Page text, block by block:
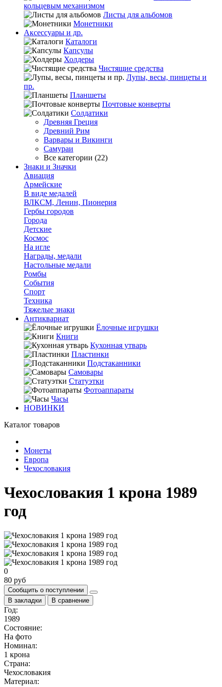
кольцевым механизмом
Листы для альбомов
Монетники
Аксессуары и др.
Каталоги
Капсулы
Холдеры
Чистящие средства
Лупы, весы, пинцеты и
пр.
Планшеты
Почтовые конверты
Солдатики
Древняя Греция
Древний Рим
Варвары и Викинги
Самураи
Все категории (22)
Знаки и Значки
Авиация
Армейские
В виде медалей
ВЛКСМ, Ленин, Пионерия
Гербы городов
Города
Детские
Космос
На игле
Награды, медали
Настольные медали
Ромбы
События
Спорт
Техника
Тяжелые знаки
Антиквариат
Ёлочные игрушки
Книги
Кухонная утварь
Пластинки
Подстаканники
Самовары
Статуэтки
Фотоаппараты
Часы
НОВИНКИ
Каталог товаров
Монеты
Европа
Чехословакия
Чехословакия 1 крона 1989
год
0
80 руб
Сообщить о поступлении
В закладки
В сравнение
Год:
1989
Состояние:
На фото
Номинал:
1 крона
Страна:
Чехословакия
Материал: